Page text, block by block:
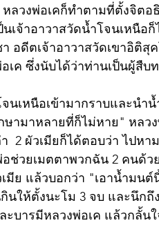
ลวงพ่อเคก็ทำตามที่ตั้งจิต
นเจ้าอาวาสวัดน้ำโจนเหนื
อดีตเจ้าอาวาสวัดเขาอิติ
เค ซึ่งนับได้ว่าท่านเป็นผู้สื
นเหนือเข้ามากราบและน
ามาหลายที่ก็ไม่หาย" หลว
2 ผัวเมียก็ได้ตอบว่า ไปห
ช่วยเมตตาพวกฉัน 2 คนด้
มีย แล้วบอกว่า "เอาน้ำมน
ให้ตั้งนะโม 3 จบ และนึกถึ
ะบารมีหลวงพ่อเค แล้วกลั้น